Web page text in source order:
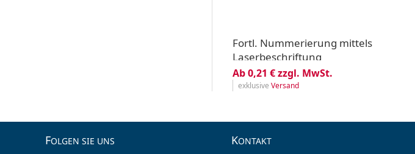
Fortl. Nummerierung mittels
Laserbeschriftung
Ab 0,21 € zzgl. MwSt.
exklusive Versand
FOLGEN SIE UNS KONTAKT